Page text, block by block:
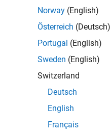
with Deep-Learning-
based planners such
learning-based sampler to
How useful was
Norway (English)
Österreich (Deutsch)
Portugal (English)
Sweden (English)
Switzerland
Deutsch
English
Français